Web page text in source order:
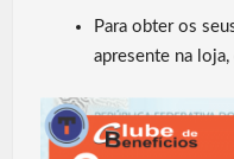
Para obter os
apresente na